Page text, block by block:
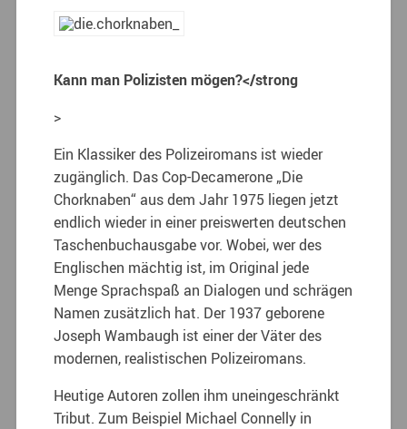
Kann man Polizisten mögen?</strong
>
Ein Klassiker des Polizeiromans ist wieder
zugänglich. Das Cop-Decamerone „Die
Chorknaben“ aus dem Jahr 1975 liegen jetzt
endlich wieder in einer preiswerten deutschen
Taschenbuchausgabe vor. Wobei, wer des
Englischen mächtig ist, im Original jede
Menge Sprachspaß an Dialogen und schrägen
Namen zusätzlich hat. Der 1937 geborene
Joseph Wambaugh ist einer der Väter des
modernen, realistischen Polizeiromans.
Heutige Autoren zollen ihm uneingeschränkt
Tribut. Zum Beispiel Michael Connelly in